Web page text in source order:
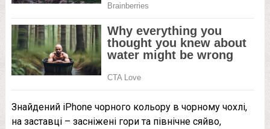
Знайдений iPhone чорного кольору в чорному чохлі,
на заставці – засніжені гори та північне сяйво,